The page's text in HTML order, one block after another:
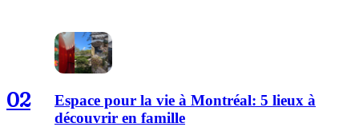
02
Espace pour la vie à Montréal: 5 lieux à
découvrir en famille